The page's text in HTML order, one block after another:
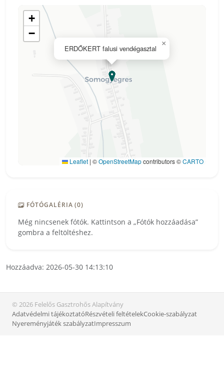
ERDŐKERT falusi vendégasztal
×
+
−
Leaflet | ©OpenStreetMapcontributors ©CARTO
FÓTÓGALÉRIA (0)
Még nincsenek fótók. Kattintson a „Fótók hozzáadása”
gombra a feltöltéshez.
Hozzáadva: 2026-05-30 14:13:10
© 2026 Felelős Gasztrohős Alapítvány
Adatvédelmi tájékoztatóRészvételi feltételekCookie-szabályzat
Nyereményjáték szabályzatImpresszum